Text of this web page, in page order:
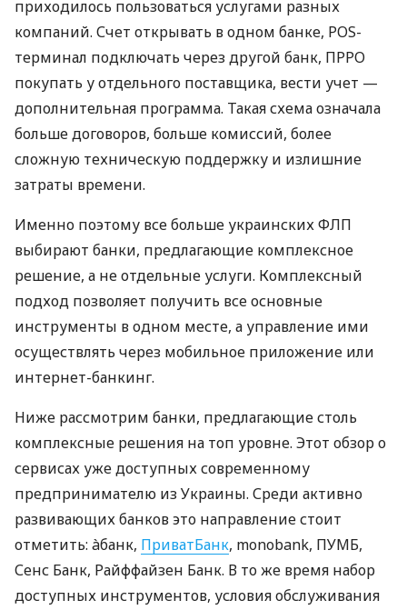
приходилось пользоваться услугами разных
компаний. Счет открывать в одном банке, POS-
терминал подключать через другой банк, ПРРО
покупать у отдельного поставщика, вести учет —
дополнительная программа. Такая схема означала
больше договоров, больше комиссий, более
сложную техническую поддержку и излишние
затраты времени.
Именно поэтому все больше украинских ФЛП
выбирают банки, предлагающие комплексное
решение, а не отдельные услуги. Комплексный
подход позволяет получить все основные
инструменты в одном месте, а управление ими
осуществлять через мобильное приложение или
интернет-банкинг.
Ниже рассмотрим банки, предлагающие столь
комплексные решения на топ уровне. Этот обзор о
сервисах уже доступных современному
предпринимателю из Украины. Среди активно
развивающих банков это направление стоит
отметить: àбанк, ПриватБанк, monobank, ПУМБ,
Сенс Банк, Райффайзен Банк. В то же время набор
доступных инструментов, условия обслуживания